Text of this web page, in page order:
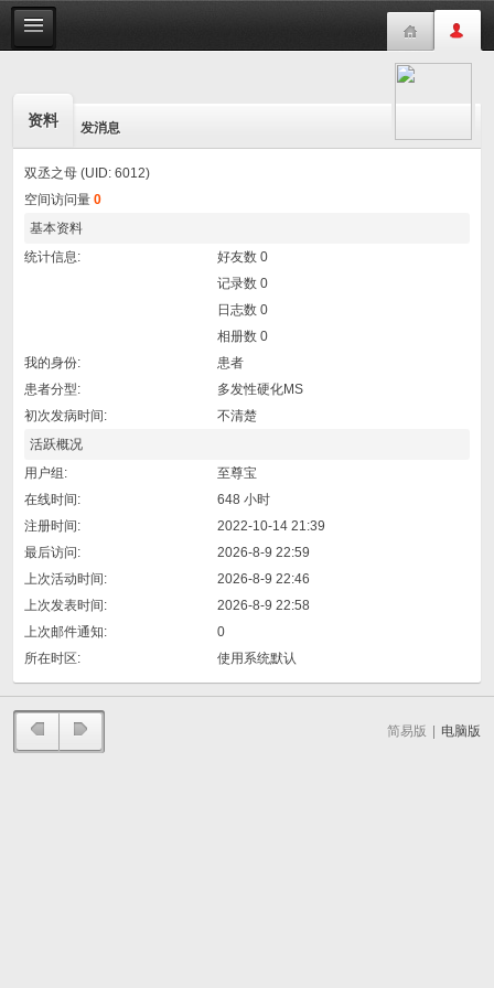
资料 发消息
双丞之母 (UID: 6012)
空间访问量 0
基本资料
统计信息:
好友数 0
记录数 0
日志数 0
相册数 0
我的身份:
患者
患者分型:
多发性硬化MS
初次发病时间:
不清楚
活跃概况
用户组:
至尊宝
在线时间:
648 小时
注册时间:
2022-10-14 21:39
最后访问:
2026-8-9 22:59
上次活动时间:
2026-8-9 22:46
上次发表时间:
2026-8-9 22:58
上次邮件通知:
0
所在时区:
使用系统默认
简易版 电脑版